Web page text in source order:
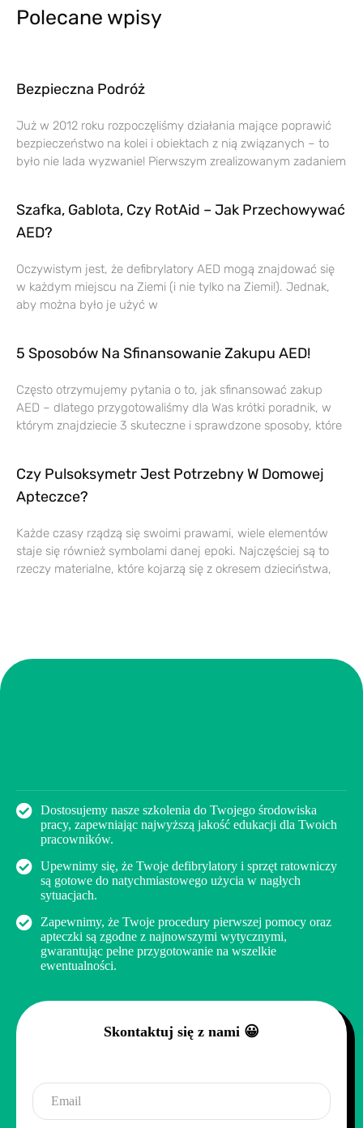
Polecane wpisy
Bezpieczna Podróż
Już w 2012 roku rozpoczęliśmy działania mające poprawić
bezpieczeństwo na kolei i obiektach z nią związanych – to
było nie lada wyzwanie! Pierwszym zrealizowanym zadaniem
Szafka, Gablota, Czy RotAid – Jak Przechowywać
AED?
Oczywistym jest, że defibrylatory AED mogą znajdować się
w każdym miejscu na Ziemi (i nie tylko na Ziemi!). Jednak,
aby można było je użyć w
5 Sposobów Na Sfinansowanie Zakupu AED!
Często otrzymujemy pytania o to, jak sfinansować zakup
AED – dlatego przygotowaliśmy dla Was krótki poradnik, w
którym znajdziecie 3 skuteczne i sprawdzone sposoby, które
Czy Pulsoksymetr Jest Potrzebny W Domowej
Apteczce?
Każde czasy rządzą się swoimi prawami, wiele elementów
staje się również symbolami danej epoki. Najczęściej są to
rzeczy materialne, które kojarzą się z okresem dzieciństwa,
Dostosujemy nasze szkolenia do Twojego środowiska
pracy, zapewniając najwyższą jakość edukacji dla Twoich
pracowników.
Upewnimy się, że Twoje defibrylatory i sprzęt ratowniczy
są gotowe do natychmiastowego użycia w nagłych
sytuacjach.
Zapewnimy, że Twoje procedury pierwszej pomocy oraz
apteczki są zgodne z najnowszymi wytycznymi,
gwarantując pełne przygotowanie na wszelkie
ewentualności.
Skontaktuj się z nami 😀